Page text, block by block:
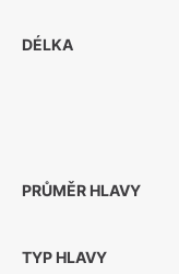
DÉLKA
PRŮMĚR HLAVY
TYP HLAVY